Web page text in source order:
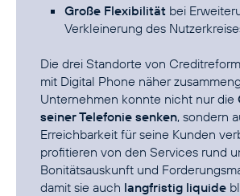
Große Flexibilität bei
Verkleinerung des
Die drei Standorte von
mit Digital Phone näher
Unternehmen konnte nicht nur die
seiner Telefonie senken, sondern
Erreichbarkeit für seine Kunden
profitieren von den Services rund
Bonitätsauskunft und
damit sie auch langfristig liquide